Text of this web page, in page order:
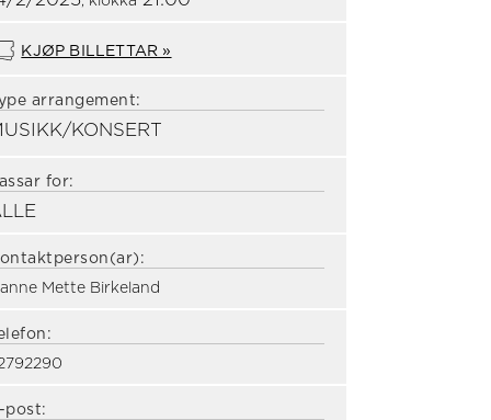
KJØP BILLETTAR »
arrangement:
KONSERT
for:
Mette Birkeland
post: